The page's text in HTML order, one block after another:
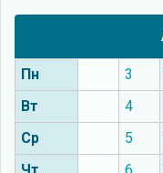
Пн 3
Вт
4
Ср
5